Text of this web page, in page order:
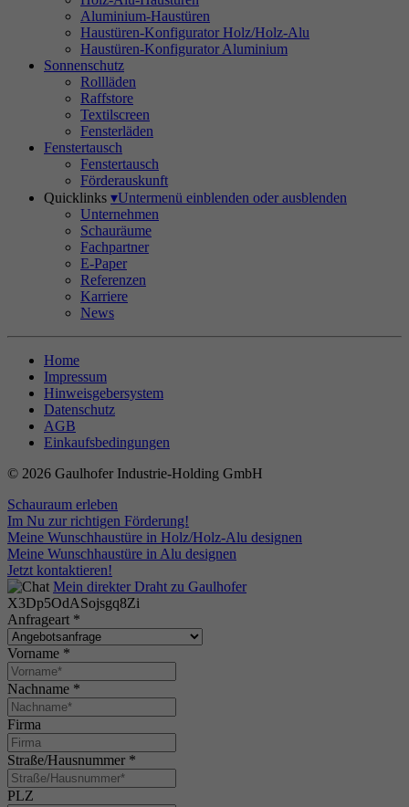
Aluminium-Haustüren
Haustüren-Konfigurator Holz/Holz-Alu
Haustüren-Konfigurator Aluminium
Sonnenschutz
Rollläden
Raffstore
Textilscreen
Fensterläden
Fenstertausch
Fenstertausch
Förderauskunft
Quicklinks ▾Untermenü einblenden oder ausblenden
Unternehmen
Schauräume
Fachpartner
E-Paper
Referenzen
Karriere
News
Home
Impressum
Hinweisgebersystem
Datenschutz
AGB
Einkaufsbedingungen
© 2026 Gaulhofer Industrie-Holding GmbH
Schauraum erleben
Im Nu zur richtigen Förderung!
Meine Wunschhaustüre in Holz/Holz-Alu designen
Meine Wunschhaustüre in Alu designen
Jetzt kontaktieren!
Mein direkter Draht zu Gaulhofer
X3Dp5OdASojsgq8Zi
Anfrageart *
Vorname *
Nachname *
Firma
Straße/Hausnummer *
PLZ